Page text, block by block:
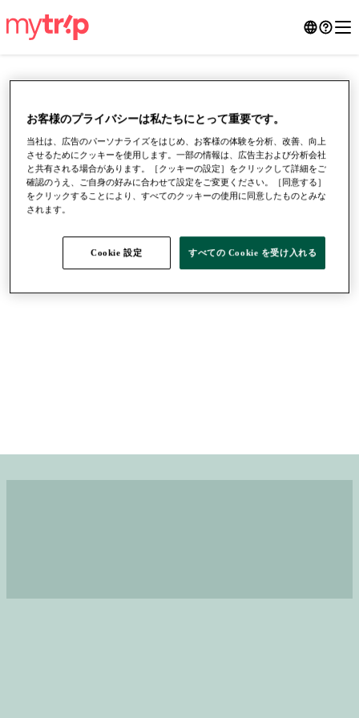
●●
お客様のプライバシーは私たちにとって重要です。
当社は、広告のパーソナライズをはじめ、お客様の体験を分析、改善、向上
させるためにクッキーを使用します。一部の情報は、広告主および分析会社
と共有される場合があります。［クッキーの設定］をクリックして詳細をご
確認のうえ、ご自身の好みに合わせて設定をご変更ください。［同意する］
をクリックすることにより、すべてのクッキーの使用に同意したものとみな
されます。
Cookie 設定 すべての Cookie を受け入れる